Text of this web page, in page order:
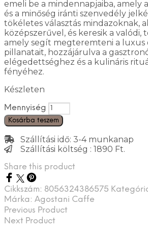
emeli be a mindennapjaiba, amely
és a minőség iránti szenvedély
tökéletes választás mindazoknak,
középszerűvel, és keresik a
amely segít megteremteni a luxus
pillanatait, hozzájárulva a
elégedettséghez és a kulináris
fényéhez.
Készleten
Mennyiség
Kosárba teszem
Szállítási idő: 3-4 munkanap
Szállítási költség : 1890 Ft.
Share this product
Cikkszám: 8056324386575
Márka: Agostani Caffe
Previous Product
Next Product